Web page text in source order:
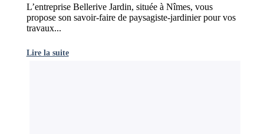
L’entreprise Bellerive Jardin, située à Nîmes, vous
propose son savoir-faire de paysagiste-jardinier pour vos
travaux...
Lire la suite